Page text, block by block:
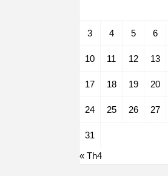
3 4 5 6
10 11 12 13
17 18 19 20
24 25 26 27
31
« Th4